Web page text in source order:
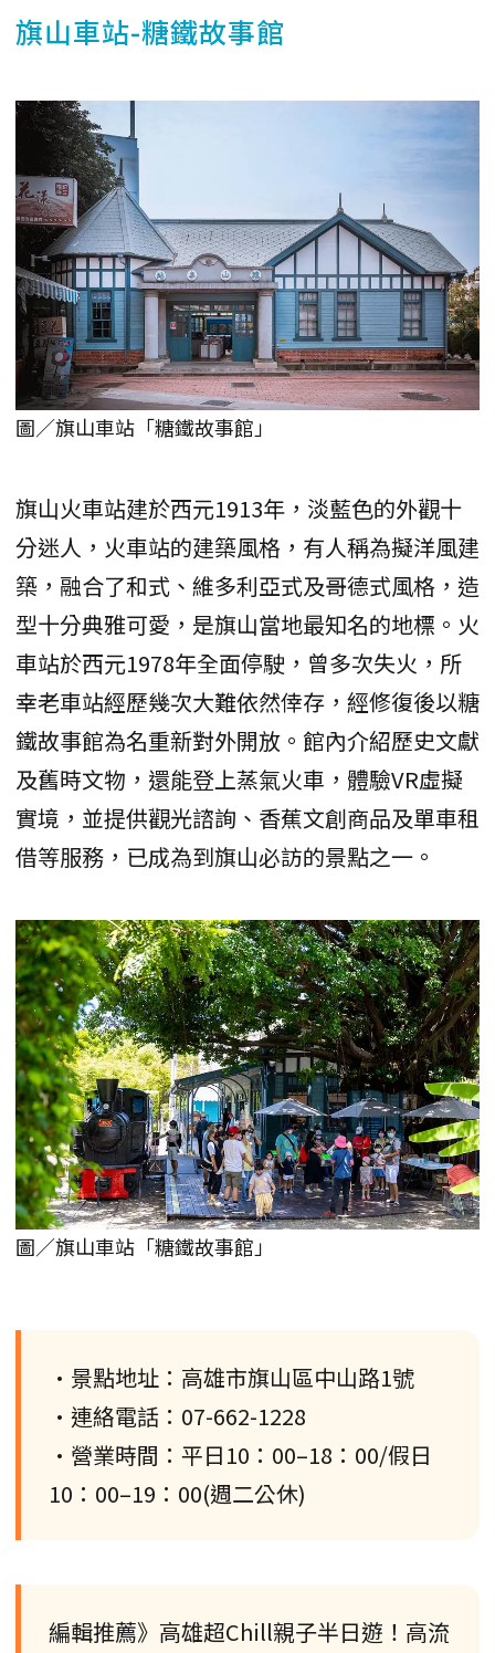
旗山車站-糖鐵故事館
圖／旗山車站「糖鐵故事館」
旗山火車站建於西元1913年，淡藍色的外觀十
分迷人，火車站的建築風格，有人稱為擬洋風建
築，融合了和式、維多利亞式及哥德式風格，造
型十分典雅可愛，是旗山當地最知名的地標。火
車站於西元1978年全面停駛，曾多次失火，所
幸老車站經歷幾次大難依然倖存，經修復後以糖
鐵故事館為名重新對外開放。館內介紹歷史文獻
及舊時文物，還能登上蒸氣火車，體驗VR虛擬
實境，並提供觀光諮詢、香蕉文創商品及單車租
借等服務，已成為到旗山必訪的景點之一。
圖／旗山車站「糖鐵故事館」
•景點地址：高雄市旗山區中山路1號
•連絡電話：07-662-1228
•營業時間：平日10：00–18：00/假日
10：00–19：00(週二公休)
編輯推薦》高雄超Chill親子半日遊！高流